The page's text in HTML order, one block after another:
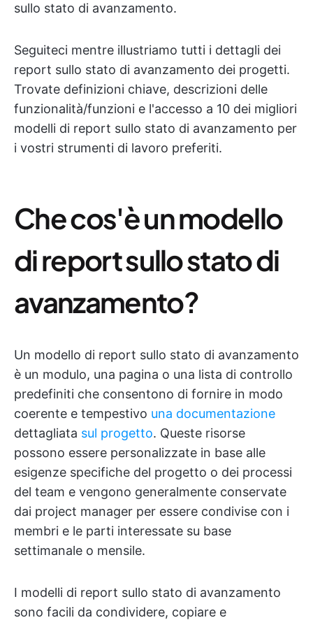
sullo stato di avanzamento.
Seguiteci mentre illustriamo tutti i dettagli dei
report sullo stato di avanzamento dei progetti.
Trovate definizioni chiave, descrizioni delle
funzionalità/funzioni e l'accesso a 10 dei migliori
modelli di report sullo stato di avanzamento per
i vostri strumenti di lavoro preferiti.
Che cos'è un modello
di report sullo stato di
avanzamento?
Un modello di report sullo stato di avanzamento
è un modulo, una pagina o una lista di controllo
predefiniti che consentono di fornire in modo
coerente e tempestivo una documentazione
dettagliata sul progetto. Queste risorse
possono essere personalizzate in base alle
esigenze specifiche del progetto o dei processi
del team e vengono generalmente conservate
dai project manager per essere condivise con i
membri e le parti interessate su base
settimanale o mensile.
I modelli di report sullo stato di avanzamento
sono facili da condividere, copiare e